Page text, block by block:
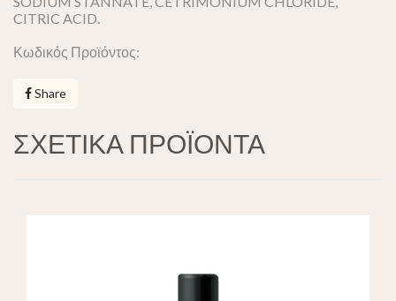
CITRIC ACID.
Κωδικός Προϊόντος:
Share
ΣΧΕΤΙΚΑ ΠΡΟΪΟΝΤΑ